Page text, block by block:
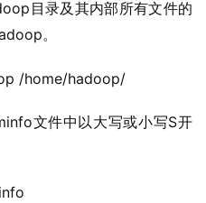
目录及其内部所有文件的
。
/home/hadoop/
文件中以大写或小写S开